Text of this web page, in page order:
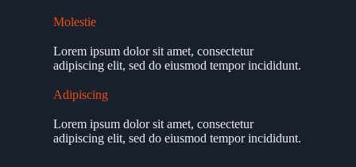
Molestie
Lorem ipsum dolor sit amet, consectetur
adipiscing elit, sed do eiusmod tempor incididunt.
Adipiscing
Lorem ipsum dolor sit amet, consectetur
adipiscing elit, sed do eiusmod tempor incididunt.